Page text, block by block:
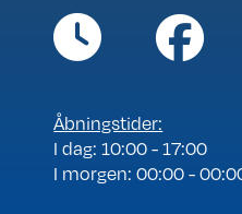
Åbningstider:
I dag: 10:00 - 17:00
I morgen: 00:00 -